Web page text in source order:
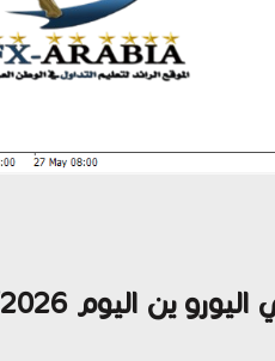
ين اليوم 1/6/2026